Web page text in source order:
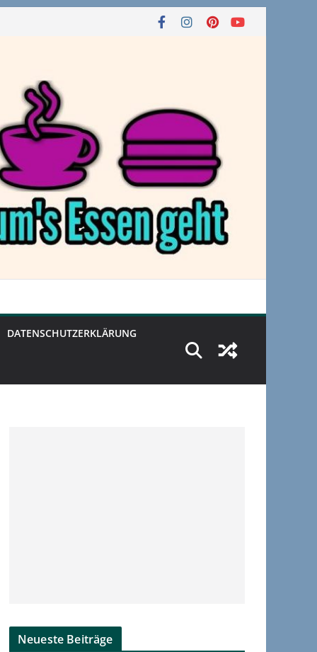
DATENSCHUTZERKLÄRUNG
Neueste Beiträge